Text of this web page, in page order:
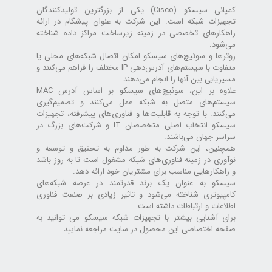
کمپانی سیسکو (Cisco) یکی از بزرگترین تولیدکنندگان
تجهیزات شبکه است. این شرکت به عنوان پیشگام در ارائه
راهکارهای تخصصی در زمینه زیرساخت مراکز داده شناخته
می‌شود.
روترها و سوئیچ‌های سیسکو امکان اتصال شبکه‌های محلی یا
متفاوت با سیستم‌های آدرس‌دهی IP مختلف را فراهم می‌کنند و
مسیریابی بین آنها را انجام می‌دهند.
علاوه بر این، سوئیچ‌های سیسکو بر اساس آدرس MAC
سیستم‌های متصل به شبکه عمل می‌کنند و تصمیم‌گیری
می‌کنند. با توجه به قابلیت‌ها و فناوری‌های پیشرفته، تجهیزات
سیسکو انتخاب اصلی متخصصان IT و شرکت‌های بزرگ در
سراسر جهان می‌باشند.
همچنین، این شرکت به طور مداوم به تحقیق و توسعه و
نوآوری در زمینه فناوری‌های شبکه مشغول است تا به روز باشد
و راهکارهایی مناسب برای مشتریان خود ارائه دهد.
سیسکو به عنوان یک برند قدرتمند در عرصه شبکه‌های
کامپیوتری شناخته می‌شود و تاثیر زیادی بر صنعت فناوری
اطلاعات و ارتباطات داشته است.
برای آشنایی بیشتر با تجهیزات شبکه سیسکو می توانید به
صفحه اختصاصی این محصول در سایت مراجعه نمایید.